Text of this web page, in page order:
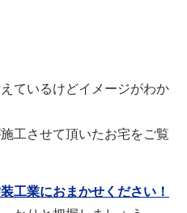
ているけどイメージがわか
工させて頂いたお宅をご覧
工業におまかせください！